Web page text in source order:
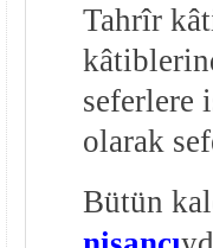
Tahrîr
seferlere
olarak
Bütün